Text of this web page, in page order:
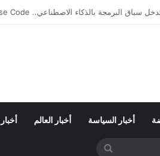
وزامبيا تعبران من مجموعة مجنونة.. فارق
أخبار السياسة أخبار العالم
بحث